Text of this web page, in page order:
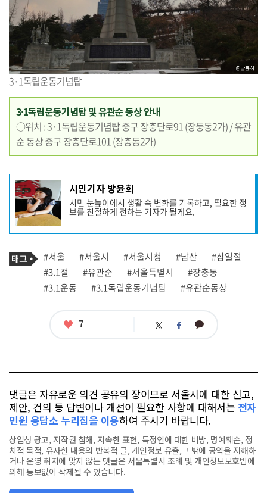
3·1독립운동기념탑
3·1독립운동기념탑 및 유관순 동상 안내
○위치 : 3·1독립운동기념탑 중구 장충단로91 (장둥동2가) / 유관
순 동상 중구 장충단로101 (장충동2가)
기
사
성
자
프
필
시민기자 방윤희
시민 눈높이에서 생활 속 변화를 기록하고, 필요한 정
보를 친절하게 전하는 기자가 될게요.
기
사
관
련
태
태
그
#서울 #서울시 #서울시청 #남산
#삼일절
#3.1절
#유관순 #서울특별시
#장충동
#3.1운동
#3.1독립운동기념탐 #유관순동상
좋
7 트 페 카
댓글은 자유로운 의견 공유의 장이므로 서울시에 대한 신고,
제안, 건의 등 답변이나 개선이 필요한 사항에 대해서는 전자
민원 응답소 누리집을 이용하여 주시기 바랍니다.
상업성 광고, 저작권 침해, 저속한 표현, 특정인에 대한 비방, 명예훼손, 정
치적 목적, 유사한 내용의 반복적 글, 개인정보 유출,그 밖에 공익을 저해하
거나 운영 취지에 맞지 않는 댓글은 서울특별시 조례 및 개인정보보호법에
의해 통보없이 삭제될 수 있습니다.